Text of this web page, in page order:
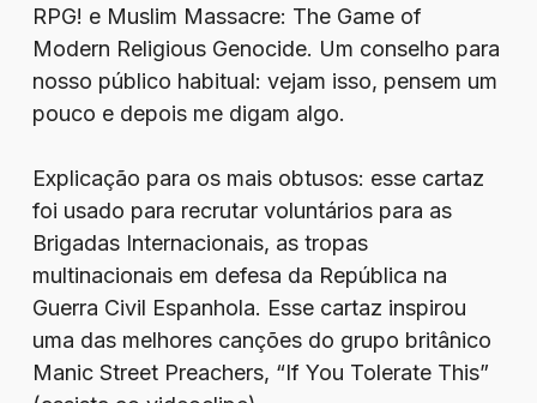
RPG! e Muslim Massacre: The Game of
Modern Religious Genocide. Um conselho para
nosso público habitual: vejam isso, pensem um
pouco e depois me digam algo.
Explicação para os mais obtusos: esse cartaz
foi usado para recrutar voluntários para as
Brigadas Internacionais, as tropas
multinacionais em defesa da República na
Guerra Civil Espanhola. Esse cartaz inspirou
uma das melhores canções do grupo britânico
Manic Street Preachers, “If You Tolerate This”